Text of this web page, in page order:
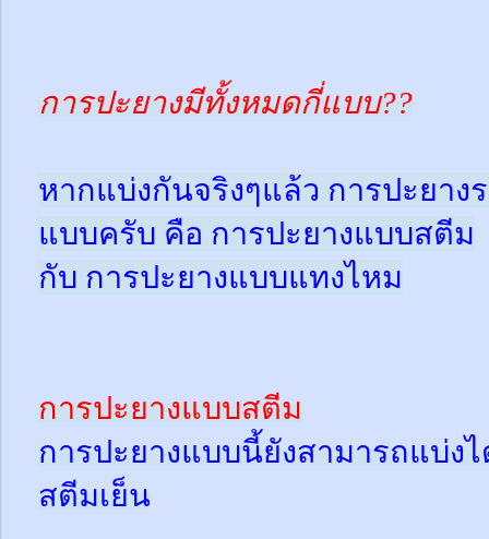
การปะยางมีทั้งหมดกี่แบบ??
หากแบ่งกันจริงๆแล้ว การปะยาง
แบบครับ คือ การปะยางแบบสตีม
กับ การปะยางแบบแทงไหม
การปะยางแบบสตีม
การปะยางแบบนี้ยังสามารถแบ่ง
สตีมเย็น